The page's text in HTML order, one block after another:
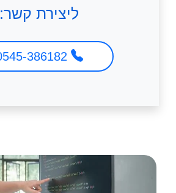
ליצירת קשר: